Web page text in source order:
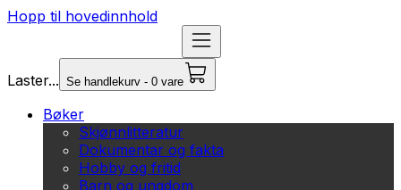
Hopp til hovedinnhold
Laster... Se handlekurv - 0 vare
Bøker
Skjønnlitteratur
Dokumentar og fakta
Hobby og fritid
Barn og ungdom